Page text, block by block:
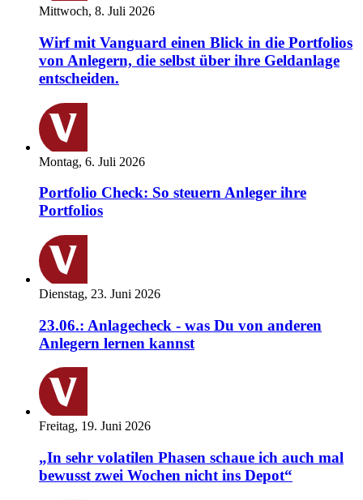
Mittwoch, 8. Juli 2026
Wirf mit Vanguard einen Blick in die Portfolios
von Anlegern, die selbst über ihre Geldanlage
entscheiden.
Montag, 6. Juli 2026
Portfolio Check: So steuern Anleger ihre
Portfolios
Dienstag, 23. Juni 2026
23.06.: Anlagecheck - was Du von anderen
Anlegern lernen kannst
Freitag, 19. Juni 2026
„In sehr volatilen Phasen schaue ich auch mal
bewusst zwei Wochen nicht ins Depot“